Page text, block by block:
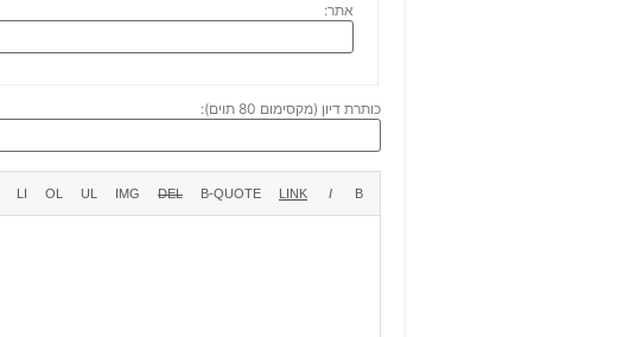
אתר:
כותרת דיון (מקסימום 80 תוים):